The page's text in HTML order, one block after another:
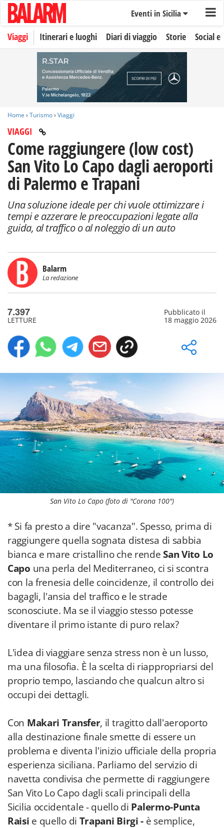
Eventi in Sicilia
Viaggi Itinerari e luoghi Diari di viaggio Storie Social
Home › Turismo› Viaggi
VIAGGI
Come raggiungere (low cost)
San Vito Lo Capo dagli aeroporti
di Palermo e Trapani
Una soluzione ideale per chi vuole ottimizzare i
tempi e azzerare le preoccupazioni legate alla
guida, al traffico o al noleggio di un auto
Balarm
La redazione
7.397
LETTURE
Pubblicato il
18 maggio 2026
San Vito Lo Capo (foto di "Corona 100")
* Si fa presto a dire "vacanza". Spesso, prima di
raggiungere quella sognata distesa di sabbia
bianca e mare cristallino che rendeSan Vito Lo
Capo una perla del Mediterraneo, ci si scontra
con la frenesia delle coincidenze, il controllo dei
bagagli, l'ansia del traffico e le strade
sconosciute. Ma se il viaggio stesso potesse
diventare il primo istante di puro relax?
L'idea di viaggiare senza stress non è un lusso,
ma una filosofia. È la scelta di riappropriarsi del
proprio tempo, lasciando che qualcun altro si
occupi dei dettagli.
Con Makari Transfer, il tragitto dall'aeroporto
alla destinazione finale smette di essere un
problema e diventa l'inizio ufficiale della propria
esperienza siciliana. Parliamo del servizio di
navetta condivisa che permette di raggiungere
San Vito Lo Capo dagli scali principali della
Sicilia occidentale - quello di Palermo-Punta
Raisi e quello di Trapani Birgi - è semplice,